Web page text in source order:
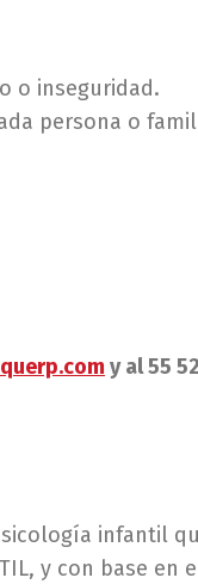
o inseguridad.
persona o
y al 55
infantil
y con